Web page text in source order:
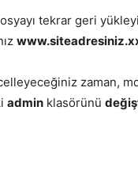
tekrar geri
zaman,
admin klasörünü